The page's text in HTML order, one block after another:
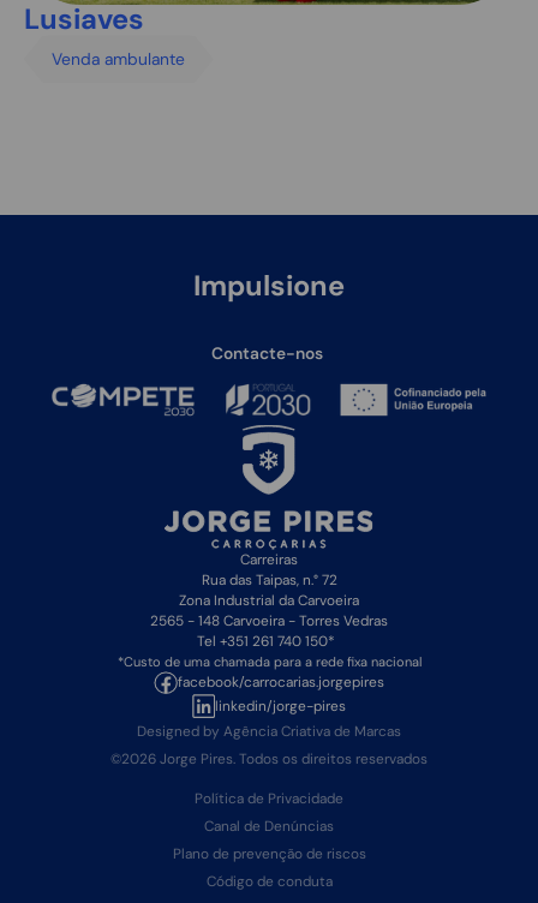
Lusiaves
Venda ambulante
Carreiras
Rua das Taipas, n.° 72
Zona Industrial da Carvoeira
2565 - 148 Carvoeira - Torres Vedras
Tel +351 261 740 150*
*Custo de uma chamada para a rede fixa nacional
facebook/carrocarias.jorgepires
linkedin/jorge-pires
Designed by Agência Criativa de Marcas
©2026 Jorge Pires. Todos os direitos reservados
Política de Privacidade
Canal de Denúncias
Plano de prevenção de riscos
Código de conduta
Impulsione
Contacte-nos